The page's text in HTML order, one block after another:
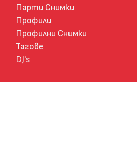
Парти Снимки
Профили
Профилни Снимки
Тагове
DJ's